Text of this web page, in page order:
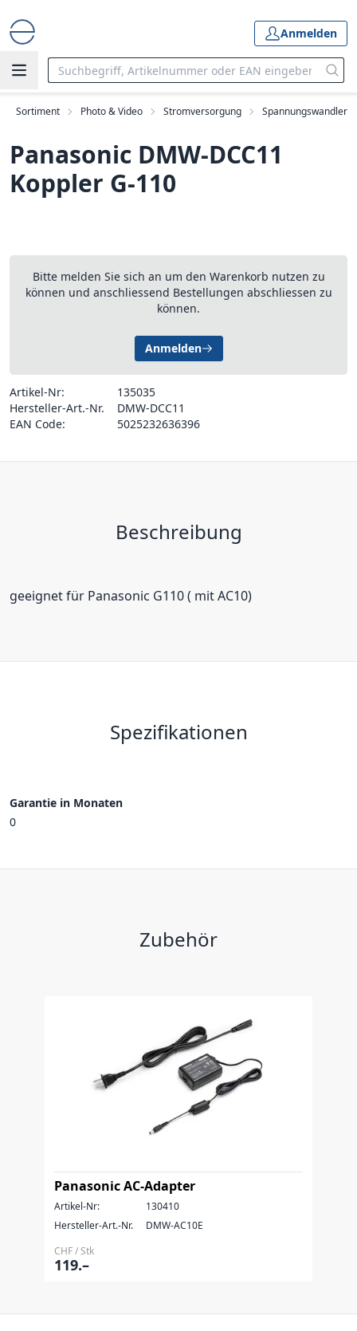
Anmelden
Sortiment Photo & Video Stromversorgung Spannungswandler
Panasonic DMW-DCC11
Koppler G-110
Bitte melden Sie sich an um den Warenkorb nutzen zu
können und anschliessend Bestellungen abschliessen zu
können.
Anmelden
Artikel-Nr:
135035
Hersteller-Art.-Nr.
DMW-DCC11
EAN Code:
5025232636396
Beschreibung
geeignet für Panasonic G110 ( mit AC10)
Spezifikationen
Garantie in Monaten
0
Zubehör
Panasonic AC-Adapter
Artikel-Nr:
130410
Hersteller-Art.-Nr.
DMW-AC10E
CHF / Stk
119.–